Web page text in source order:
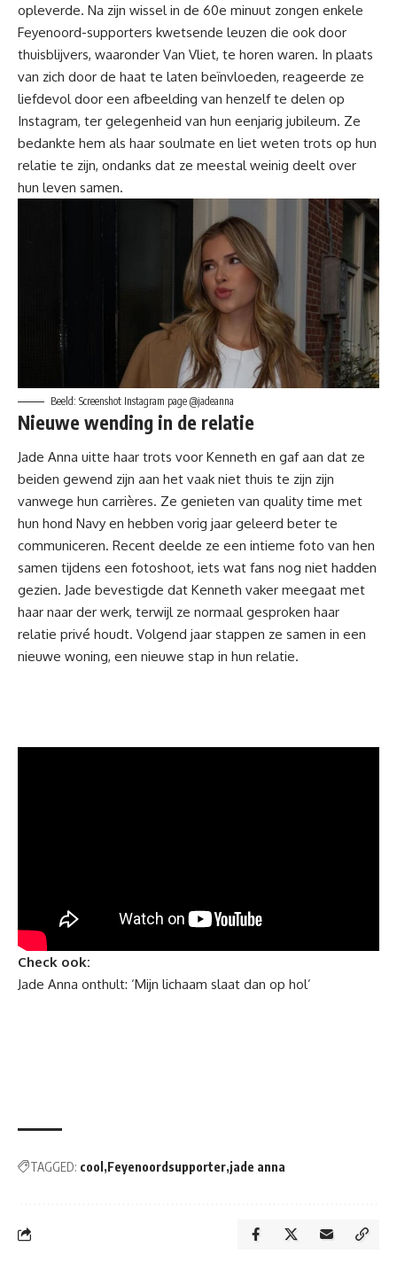
opleverde. Na zijn wissel in de 60e minuut zongen enkele
Feyenoord-supporters kwetsende leuzen die ook door
thuisblijvers, waaronder Van Vliet, te horen waren. In plaats
van zich door de haat te laten beïnvloeden, reageerde ze
liefdevol door een afbeelding van henzelf te delen op
Instagram, ter gelegenheid van hun eenjarig jubileum. Ze
bedankte hem als haar soulmate en liet weten trots op hun
relatie te zijn, ondanks dat ze meestal weinig deelt over
hun leven samen.
Beeld: Screenshot Instagram page @jadeanna
Nieuwe wending in de relatie
Jade Anna uitte haar trots voor Kenneth en gaf aan dat ze
beiden gewend zijn aan het vaak niet thuis te zijn zijn
vanwege hun carrières. Ze genieten van quality time met
hun hond Navy en hebben vorig jaar geleerd beter te
communiceren. Recent deelde ze een intieme foto van hen
samen tijdens een fotoshoot, iets wat fans nog niet hadden
gezien. Jade bevestigde dat Kenneth vaker meegaat met
haar naar der werk, terwijl ze normaal gesproken haar
relatie privé houdt. Volgend jaar stappen ze samen in een
nieuwe woning, een nieuwe stap in hun relatie.
Check ook:
Jade Anna onthult: ‘Mijn lichaam slaat dan op hol’
TAGGED: cool Feyenoordsupporter jade anna